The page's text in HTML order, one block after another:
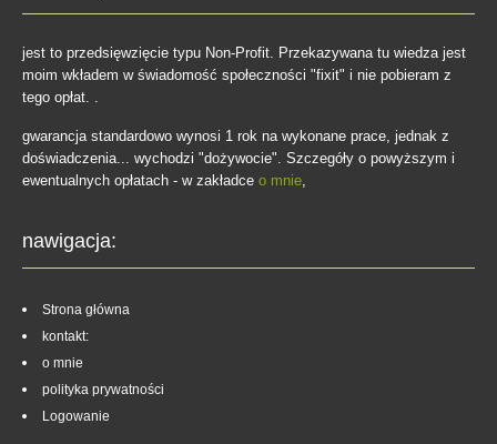
jest to przedsięwzięcie typu Non-Profit. Przekazywana tu wiedza jest
moim wkładem w świadomość społeczności "fixit" i nie pobieram z
tego opłat. .
gwarancja standardowo wynosi 1 rok na wykonane prace, jednak z
doświadczenia... wychodzi "dożywocie". Szczegóły o powyższym i
ewentualnych opłatach - w zakładce o mnie,
nawigacja:
Strona główna
kontakt:
o mnie
polityka prywatności
Logowanie